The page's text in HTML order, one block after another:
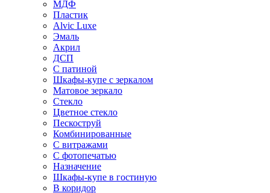
МДФ
Пластик
Alvic Luxe
Эмаль
Акрил
ДСП
С патиной
Шкафы-купе с зеркалом
Матовое зеркало
Стекло
Цветное стекло
Пескоструй
Комбинированные
С витражами
С фотопечатью
Назначение
Шкафы-купе в гостиную
В коридор